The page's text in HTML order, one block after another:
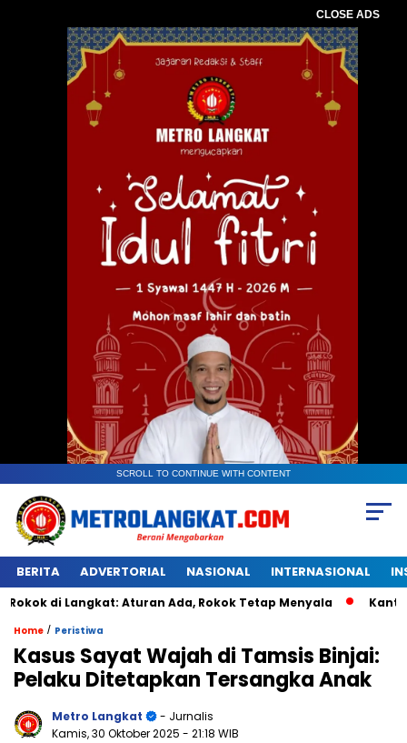
CLOSE ADS
SCROLL TO CONTINUE WITH CONTENT
BERITA ADVERTORIAL NASIONAL INTERNASIONAL
Langkat: Aturan Ada, Rokok Tetap Menyala Kantongan
Home / Peristiwa
Kasus Sayat Wajah di Tamsis Binjai:
Pelaku Ditetapkan Tersangka Anak
Metro Langkat
- Jurnalis
Kamis, 30 Oktober 2025 - 21:18 WIB